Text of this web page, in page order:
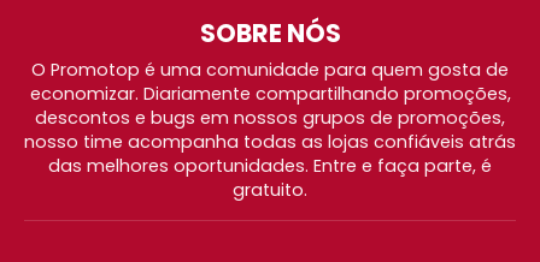
SOBRE NÓS
O Promotop é uma comunidade para quem gosta de
economizar. Diariamente compartilhando promoções,
descontos e bugs em nossos grupos de promoções,
nosso time acompanha todas as lojas confiáveis atrás
das melhores oportunidades. Entre e faça parte, é
gratuito.